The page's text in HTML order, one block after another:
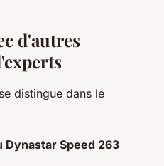
d'autres
distingue dans le
Speed 263